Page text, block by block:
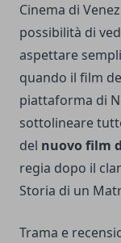
Cinema di
possibilità di
aspettare
quando il film
piattaforma di
sottolineare
del nuovo film
regia dopo il
Storia di un
Trama e